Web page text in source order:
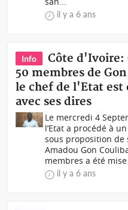
il y a 6 ans
Info
Côte d'Ivoire:
50 membres de
le chef de l'Etat
avec ses dires
Le mercredi 4
l’Etat a procédé à
sous proposition
Amadou Gon
membres a été
il y a 6 ans